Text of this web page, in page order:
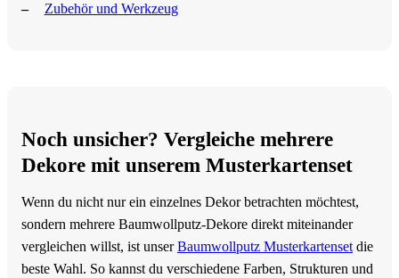
Zubehör und Werkzeug
Noch unsicher? Vergleiche mehrere
Dekore mit unserem Musterkartenset
Wenn du nicht nur ein einzelnes Dekor betrachten möchtest,
sondern mehrere Baumwollputz-Dekore direkt miteinander
vergleichen willst, ist unserBaumwollputz Musterkartensetdie
beste Wahl. So kannst du verschiedene Farben, Strukturen und